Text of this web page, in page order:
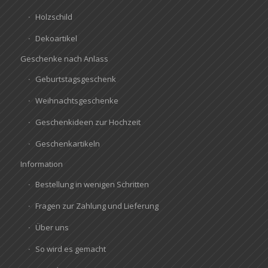
Holzschild
Dekoartikel
Geschenke nach Anlass
Geburtstagsgeschenk
Weihnachtsgeschenke
Geschenkideen zur Hochzeit
Geschenkartikeln
Information
Bestellung in wenigen Schritten
Fragen zur Zahlung und Lieferung
Über uns
So wird es gemacht